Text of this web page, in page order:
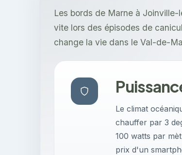
Les bords de Marne à
vite lors des épisodes de
change la vie dans le Val-de-
Le climat
chauffer par 3
100 watts par
prix d'un